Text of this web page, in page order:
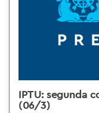
IPTU: segunda
(06/3)